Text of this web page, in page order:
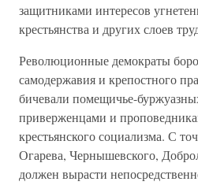
защитниками интересов
крестьянства и других слоев
Революционные демократы
самодержавия и крепостного
бичевали помещичье-
приверженцами и
крестьянского социализма. С
Огарева, Чернышевского,
должен вырасти